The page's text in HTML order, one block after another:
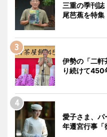
三重の季刊
尾芭蕉を特集
伊勢の「二軒
り続けて450
愛子さま、
年遷宮行事「